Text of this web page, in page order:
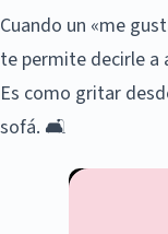
Cuando un «me
te permite decirle a
Es como gritar
sofá. 🛋️